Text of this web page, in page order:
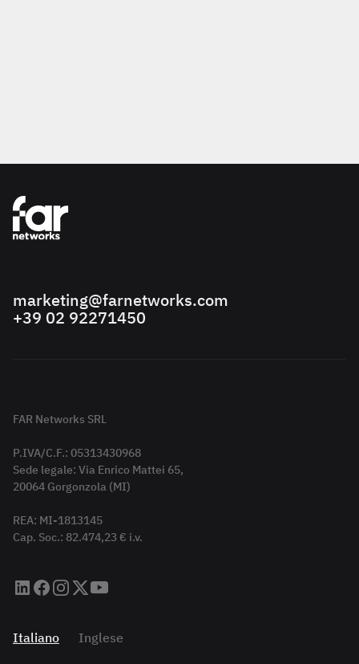
marketing@farnetworks.com
+39 02 92271450
FAR Networks SRL
P.IVA/C.F.: 05313430968
Sede legale: Via Enrico Mattei 65,
20064 Gorgonzola (MI)
REA: MI-1813145
Cap. Soc.: 82.474,23 € i.v.
Italiano Inglese